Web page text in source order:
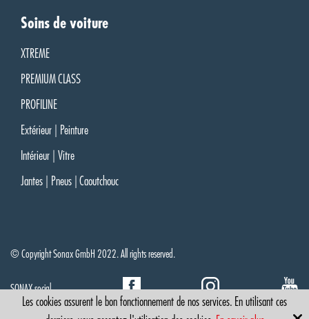
Soins de voiture
XTREME
PREMIUM CLASS
PROFILINE
Extérieur | Peinture
Intérieur | Vitre
Jantes | Pneus | Caoutchouc
© Copyright Sonax GmbH 2022. All rights reserved.
SONAX social
Les cookies assurent le bon fonctionnement de nos services. En utilisant ces